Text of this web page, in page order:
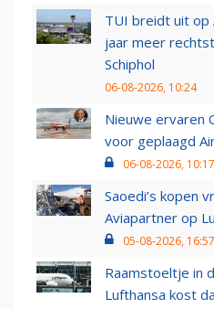
TUI breidt uit op
jaar meer
Schiphol
06-08-2026, 10:24
Nieuwe ervaren
voor geplaagd
06-08-2026, 10:17
Saoedi’s kopen
Aviapartner op
05-08-2026, 16:57
Raamstoeltje in
Lufthansa kost